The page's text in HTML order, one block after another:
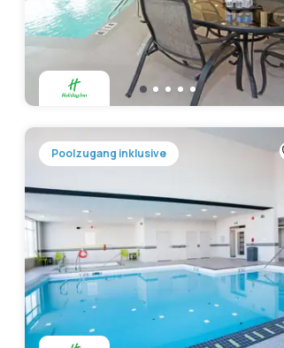
Poolzugang inklusive